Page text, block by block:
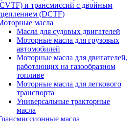
и трансмиссий с двойным
(DCTF)
масла
Масла для судовых двигателей
Моторные масла для грузовых
автомобилей
Моторные масла для двигателей,
работающих на газообразном
топливе
Моторные масла для легкового
транспорта
Универсальные тракторные
масла
масла